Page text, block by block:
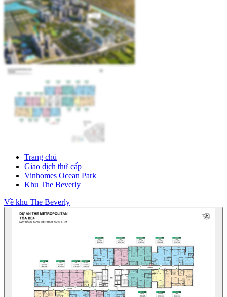
Trang chủ
Giao dịch thứ cấp
Vinhomes Ocean Park
Khu The Beverly
Về khu The Beverly